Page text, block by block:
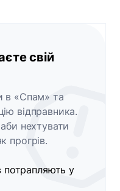
свій
в «Спам» та
відправника.
нехтувати
прогрів.
потрапляють у